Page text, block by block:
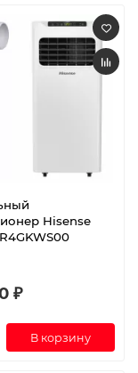
Hisense
₽
В корзину